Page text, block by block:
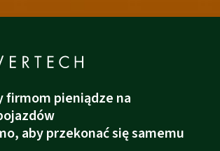
firmom pieniądze na
aby przekonać się samemu